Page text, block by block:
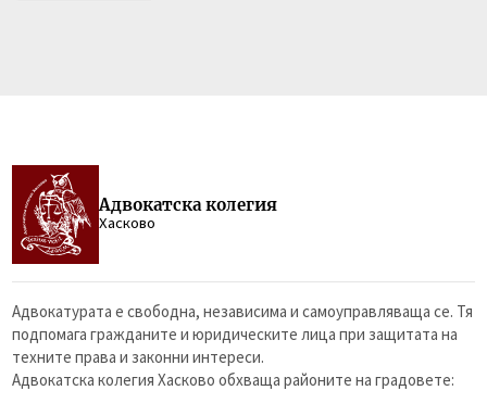
Адвокатска колегия
Хасково
Адвокатурата е свободна, независима и самоуправляваща се. Тя
подпомага гражданите и юридическите лица при защитата на
техните права и законни интереси.
Адвокатска колегия Хасково обхваща районите на градовете: